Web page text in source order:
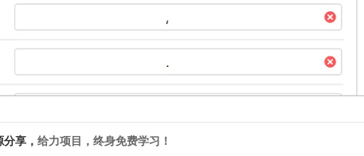
享， 给力项目，终身免费学习！